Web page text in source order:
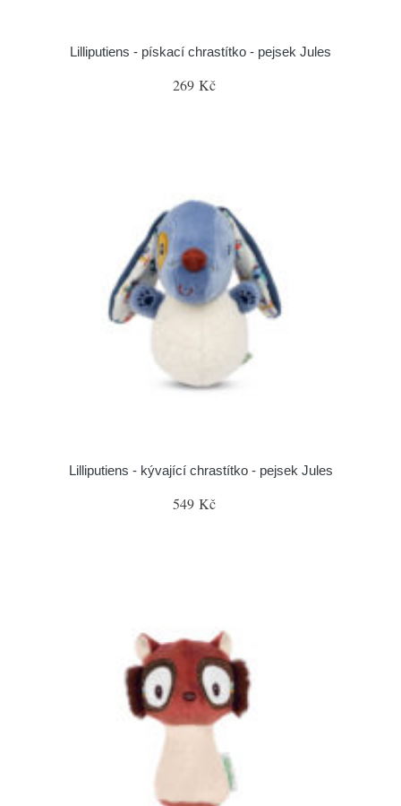
Lilliputiens - pískací chrastítko - pejsek Jules
269 Kč
Lilliputiens - kývající chrastítko - pejsek Jules
549 Kč